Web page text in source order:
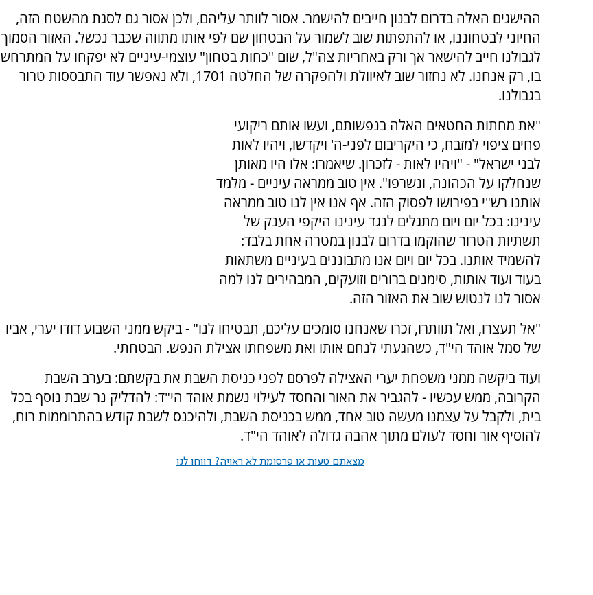
ההישגים האלה בדרום לבנון חייבים להישמר. אסור לוותר עליהם, ולכן אסור גם לסגת מהשטח הזה,
החיוני לבטחוננו, או להתפתות שוב לשמור על הבטחון שם לפי אותו מתווה שכבר נכשל. האזור הסמוך
לגבולנו חייב להישאר אך ורק באחריות צה"ל, שום "כחות בטחון" עוצמי-עיניים לא יפקחו על המתרחש
בו, רק אנחנו. לא נחזור שוב לאיוולת ולהפקרה של החלטה 1701, ולא נאפשר עוד התבססות טרור
בגבולנו.
"את מחתות החטאים האלה בנפשותם, ועשו אותם ריקועי
פחים ציפוי למזבח, כי היקריבום לפני-ה' ויקדשו, ויהיו לאות
לבני ישראל" - "ויהיו לאות - לזכרון. שיאמרו: אלו היו מאותן
שנחלקו על הכהונה, ונשרפו". אין טוב ממראה עיניים - מלמד
אותנו רש"י בפירושו לפסוק הזה. אף אנו אין לנו טוב ממראה
עינינו: בכל יום ויום מתגלים לנגד עינינו היקפי הענק של
תשתיות הטרור שהוקמו בדרום לבנון במטרה אחת בלבד:
להשמיד אותנו. בכל יום ויום אנו מתבוננים בעיניים משתאות
בעוד ועוד אותות, סימנים ברורים וזועקים, המבהירים לנו למה
אסור לנו לנטוש שוב את האזור הזה.
"אל תעצרו, ואל תוותרו, זכרו שאנחנו סומכים עליכם, תבטיחו לנו" - ביקש ממני השבוע דודו יערי, אביו
של סמל אוהד הי"ד, כשהגעתי לנחם אותו ואת משפחתו אצילת הנפש. הבטחתי.
ועוד ביקשה ממני משפחת יערי האצילה לפרסם לפני כניסת השבת את בקשתם: בערב השבת
הקרובה, ממש עכשיו - להגביר את האור והחסד לעילוי נשמת אוהד הי"ד: להדליק נר שבת נוסף בכל
בית, ולקבל על עצמנו מעשה טוב אחד, ממש בכניסת השבת, ולהיכנס לשבת קודש בהתרוממות רוח,
להוסיף אור וחסד לעולם מתוך אהבה גדולה לאוהד הי"ד.
מצאתם טעות או פרסומת לא ראויה? דווחו לנו